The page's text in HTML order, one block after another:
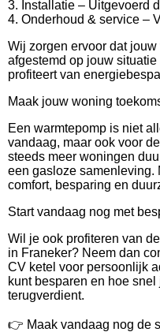
3. Installatie – Uitgevoerd
4. Onderhoud & service –
Wij zorgen ervoor dat
afgestemd op jouw situatie
profiteert van
Maak jouw woning
Een warmtepomp is niet
vandaag, maar ook voor
steeds meer woningen
een gasloze samenleving.
comfort, besparing en
Start vandaag nog met
Wil je ook profiteren van
in Franeker? Neem dan
CV ketel voor persoonlijk
kunt besparen en hoe
terugverdient.
👉 Maak vandaag nog de